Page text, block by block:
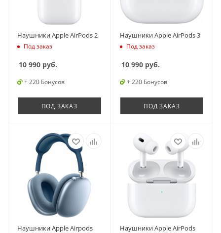
Наушники Apple AirPods 2
Под заказ
10 990 руб.
+ 220 Бонусов
ПОД ЗАКАЗ
Наушники Apple AirPods 3
Под заказ
10 990руб.
+ 220 Бонусов
ПОД ЗАКАЗ
Наушники Apple Airpods
Наушники Apple AirPods